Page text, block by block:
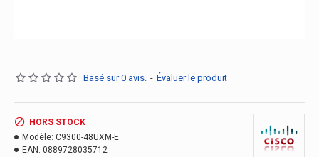
Basé sur 0 avis. - Évaluer le produit
HORS STOCK
Modèle: C9300-48UXM-E
EAN: 0889728035712